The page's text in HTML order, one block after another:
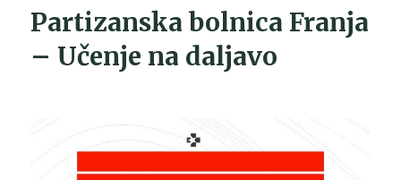
Partizanska bolnica Franja
– Učenje na daljavo